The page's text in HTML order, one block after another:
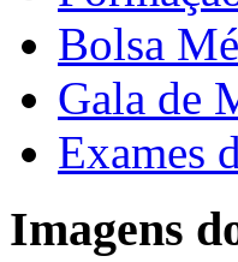
Bolsa
Gala de
Exames
Imagens